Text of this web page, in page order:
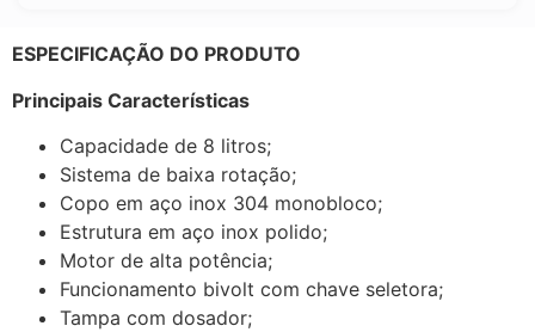
ESPECIFICAÇÃO DO PRODUTO
Principais Características
Capacidade de 8 litros;
Sistema de baixa rotação;
Copo em aço inox 304 monobloco;
Estrutura em aço inox polido;
Motor de alta potência;
Funcionamento bivolt com chave seletora;
Tampa com dosador;